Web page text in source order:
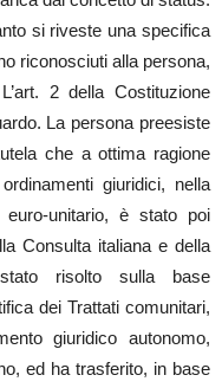
si riveste una specifica
riconosciuti alla persona,
2 della Costituzione
La persona preesiste
che a ottima ragione
giuridici, nella
unitario, è stato poi
Consulta italiana e della
risolto sulla base
dei Trattati comunitari,
giuridico autonomo,
ed ha trasferito, in base